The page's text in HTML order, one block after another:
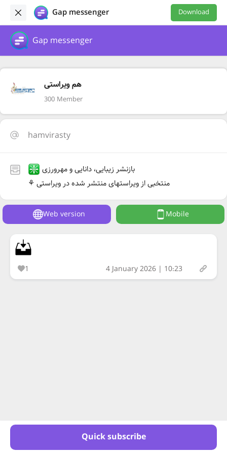
Gap messenger Download
Gap messenger
هم ویراستی
300 Member
hamvirasty
بازنشر زیبایی، دانایی و مهرورزی
⚘ منتخبی از ویراستهای منتشر شده در ویراستی
Quick subscribe
Web version Mobile
1 4 January 2026 | 10:23